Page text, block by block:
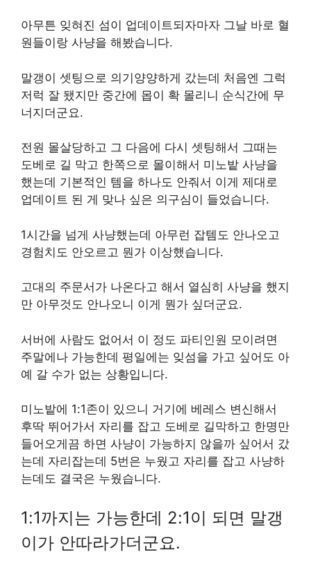
아무튼 잊혀진 섬이 업데이트되자마자 그날 바로 혈
원들이랑 사냥을 해봤습니다.
말갱이 셋팅으로 의기양양하게 갔는데 처음엔 그럭
저럭 잘 됐지만 중간에 몹이 확 몰리니 순식간에 무
너지더군요.
전원 몰살당하고 그 다음에 다시 셋팅해서 그때는
도베로 길 막고 한쪽으로 몰이해서 미노밭 사냥을
했는데 기본적인 템을 하나도 안줘서 이게 제대로
업데이트 된 게 맞나 싶은 의구심이 들었습니다.
1시간을 넘게 사냥했는데 아무런 잡템도 안나오고
경험치도 안오르고 뭔가 이상했습니다.
고대의 주문서가 나온다고 해서 열심히 사냥을 했지
만 아무것도 안나오니 이게 뭔가 싶더군요.
서버에 사람도 없어서 이 정도 파티인원 모이려면
주말에나 가능한데 평일에는 잊섬을 가고 싶어도 아
예 갈 수가 없는 상황입니다.
미노밭에 1:1존이 있으니 거기에 베레스 변신해서
후딱 뛰어가서 자리를 잡고 도베로 길막하고 한명만
들어오게끔 하면 사냥이 가능하지 않을까 싶어서 갔
는데 자리잡는데 5번은 누웠고 자리를 잡고 사냥하
는데도 결국은 누웠습니다.
1:1까지는 가능한데 2:1이 되면 말갱
이가 안따라가더군요.